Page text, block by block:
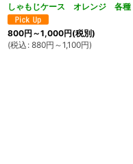
しゃもじケース オレンジ 各種
800円 ～1,000円(税別)
(税込 : 880円 ～1,100円)